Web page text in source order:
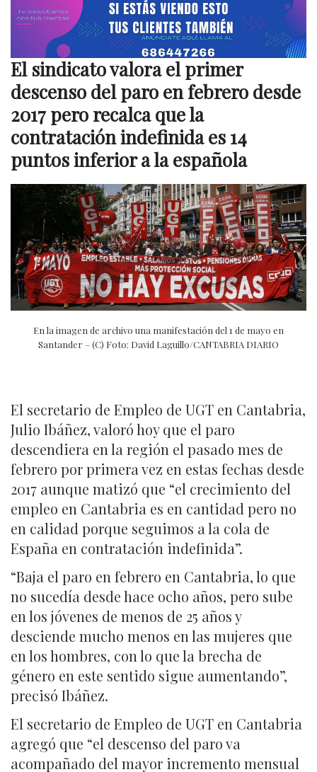
El sindicato valora el primer
descenso del paro en febrero desde
2017 pero recalca que la
contratación indefinida es 14
puntos inferior a la española
En la imagen de archivo una manifestación del 1 de mayo en
Santander – (C) Foto: David Laguillo/CANTABRIA DIARIO
El secretario de Empleo de UGT en Cantabria,
Julio Ibáñez, valoró hoy que el paro
descendiera en la región el pasado mes de
febrero por primera vez en estas fechas desde
2017 aunque matizó que “el crecimiento del
empleo en Cantabria es en cantidad pero no
en calidad porque seguimos a la cola de
España en contratación indefinida”.
“Baja el paro en febrero en Cantabria, lo que
no sucedía desde hace ocho años, pero sube
en los jóvenes de menos de 25 años y
desciende mucho menos en las mujeres que
en los hombres, con lo que la brecha de
género en este sentido sigue aumentando”,
precisó Ibáñez.
El secretario de Empleo de UGT en Cantabria
agregó que “el descenso del paro va
acompañado del mayor incremento mensual